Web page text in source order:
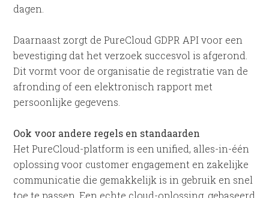
dagen.
Daarnaast zorgt de PureCloud GDPR API voor een
bevestiging dat het verzoek succesvol is afgerond.
Dit vormt voor de organisatie de registratie van de
afronding of een elektronisch rapport met
persoonlijke gegevens.
Ook voor andere regels en standaarden
Het PureCloud-platform is een unified, alles-in-één
oplossing voor customer engagement en zakelijke
communicatie die gemakkelijk is in gebruik en snel
toe te passen. Een echte cloud-oplossing, gebaseerd